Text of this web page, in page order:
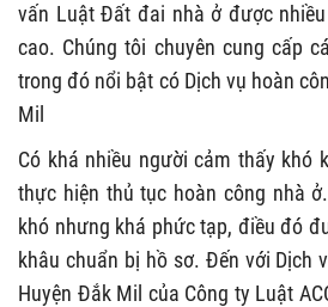
vấn Luật Đất đai nhà ở được
cao. Chúng tôi chuyên cung cấp
trong đó nổi bật có Dịch vụ hoàn
Mil
Có khá nhiều người cảm thấy khó
thực hiện thủ tục hoàn công nhà
khó nhưng khá phức tạp, điều đó
khâu chuẩn bị hồ sơ. Đến với Dịch
Huyện Đắk Mil của Công ty Luật